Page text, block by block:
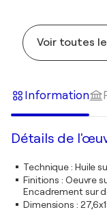
Voir toutes
Information
Détails de
Technique: Huile
Finitions : Oeuvre
Encadrement sur
Dimensions :